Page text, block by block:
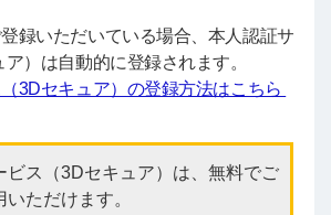
録いただいている場合、本人認証サ
）は自動的に登録されます。
3Dセキュア）の登録方法はこちら
ビス（3Dセキュア）は、無料でご
ただけます。